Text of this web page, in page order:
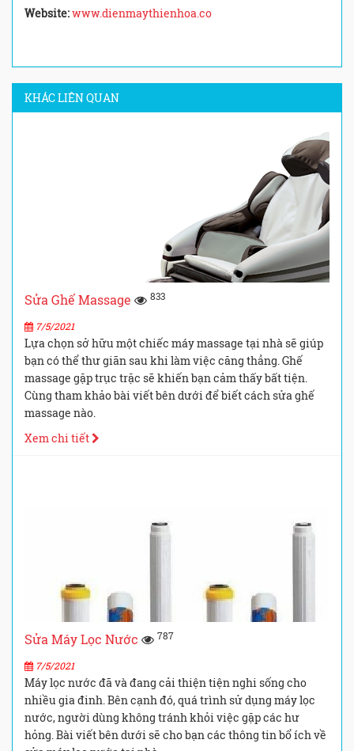
Website:www.dienmaythienhoa.co
KHÁC LIÊN QUAN
Sửa Ghế Massage 833
7/5/2021
Lựa chọn sở hữu một chiếc máy massage tại nhà sẽ giúp
bạn có thể thư giãn sau khi làm việc căng thẳng. Ghế
massage gặp trục trặc sẽ khiến bạn cảm thấy bất tiện.
Cùng tham khảo bài viết bên dưới để biết cách sửa ghế
massage nào.
Xem chi tiết
Sửa Máy Lọc Nước 787
7/5/2021
Máy lọc nước đã và đang cải thiện tiện nghi sống cho
nhiều gia đinh. Bên cạnh đó, quá trình sử dụng máy lọc
nước, người dùng không tránh khỏi việc gặp các hư
hỏng. Bài viết bên dưới sẽ cho bạn các thông tin bổ ích về